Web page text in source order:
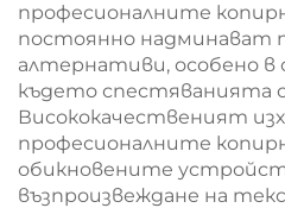
професионалните
постоянно надминават
алтернативи, особено в
където спестяванията
Висококачественият
професионалните
обикновените
възпроизвеждане на